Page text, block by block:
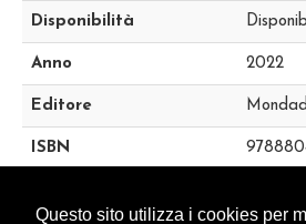
Questo sito utilizza i cookies per
Disponibilità
Anno 2022
Editore
ISBN